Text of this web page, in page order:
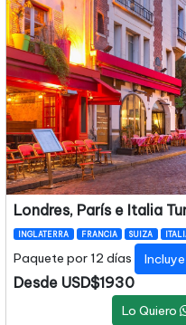
Londres, París e Italia
INGLATERRA FRANCIA SUIZA
Paquete por 12 días Incluye
Desde USD$1930
Lo Quiero